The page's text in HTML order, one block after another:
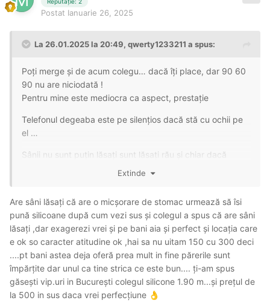
Postat Ianuarie 26, 2025
La 26.01.2025 la 20:49, qwerty1233211 a spus:
Poți merge și de acum colegu… dacă îți place, dar 90 60
90 nu are niciodată !
Pentru mine este mediocra ca aspect, prestație
Telefonul degeaba este pe silențios dacă stă cu ochii pe
el …
Sânii nu sunt puțin lăsați sunt lăsați rău și chiar dacă
susțin ca nu este așan are burta. Nu are nimic wow așa
Extinde
Are sâni lăsați că are o micșorare de stomac urmează să îsi
pună silicoane după cum vezi sus și colegul a spus că are sâni
lăsați ,dar exagerezi vrei și pe bani aia și perfect și locația care
e ok so caracter atitudine ok ,hai sa nu uitam 150 cu 300 deci
....pt bani astea deja oferă prea mult in fine părerile sunt
împărțite dar unul ca tine strica ce este bun.... ți-am spus
găsești vip.uri in București colegul silicone 1.90 m...și prețul de
la 500 in sus daca vrei perfecțiune 👌